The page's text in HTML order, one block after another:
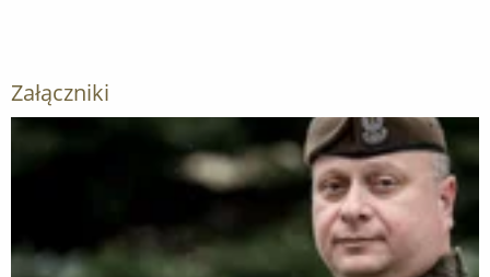
Załączniki
Otwórz załącznik płk Zbigniew Targoński